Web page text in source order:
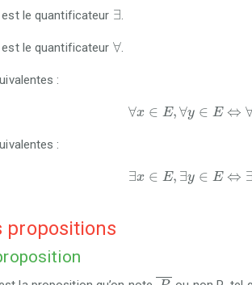
est le quantificateur ∃
∃.
est le quantificateur ∀
∀.
:
∀x ∈ E,∀y ∈ E ⇔
∀ ∈ E,∀ y ∈ E⇔∀ x, y
:
∃x ∈ E, ∃y ∈ E ⇔
∃ ∈E,∃ y∈ E⇔∃ x ,y ∈
propositions
P